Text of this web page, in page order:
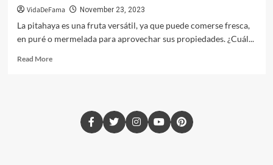
VidaDeFama November 23, 2023
La pitahaya es una fruta versátil, ya que puede comerse fresca,
en puré o mermelada para aprovechar sus propiedades. ¿Cuál...
Read More